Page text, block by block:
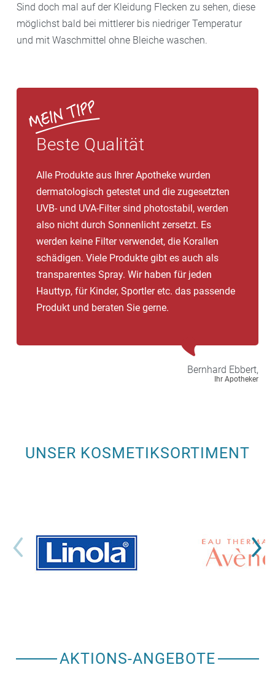
Sind doch mal auf der Kleidung Flecken zu sehen, diese
möglichst bald bei mitt­lerer bis nied­riger Temperatur
und mit Wasch­mittel ohne Bleiche waschen.
Beste Qualität
Alle Produkte aus Ihrer Apotheke wurden
dermatologisch getestet und die zugesetzten
UVB- und UVA-Filter sind photostabil, werden
also nicht durch Sonnenlicht zersetzt. Es
werden keine Filter verwendet, die Korallen
schädigen. Viele Produkte gibt es auch als
transparentes Spray. Wir haben für jeden
Hauttyp, für Kinder, Sportler etc. das passende
Produkt und beraten Sie gerne.
Bernhard Ebbert,
Ihr Apotheker
UNSER KOSMETIKSORTIMENT
AKTIONS-ANGEBOTE